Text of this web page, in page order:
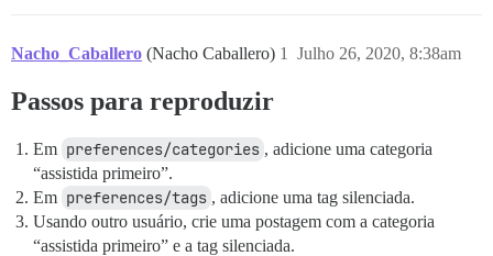
Nacho_Caballero (Nacho Caballero) Julho 26, 2020, 8:38am
1
Passos para reproduzir
Em preferences/categories , adicione uma categoria
“assistida primeiro”.
Em preferences/tags , adicione uma tag silenciada.
Usando outro usuário, crie uma postagem com a categoria
“assistida primeiro” e a tag silenciada.